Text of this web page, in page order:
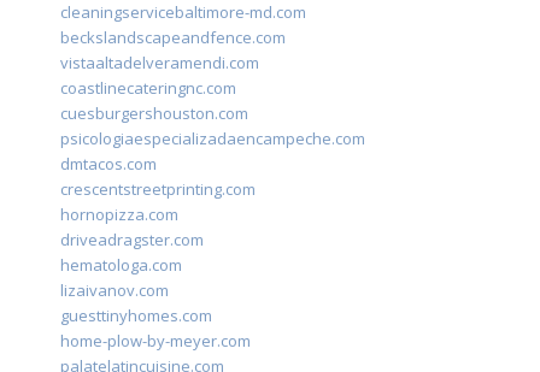
cleaningservicebaltimore-md.com
beckslandscapeandfence.com
vistaaltadelveramendi.com
coastlinecateringnc.com
cuesburgershouston.com
psicologiaespecializadaencampeche.com
dmtacos.com
crescentstreetprinting.com
hornopizza.com
driveadragster.com
hematologa.com
lizaivanov.com
guesttinyhomes.com
home-plow-by-meyer.com
palatelatincuisine.com